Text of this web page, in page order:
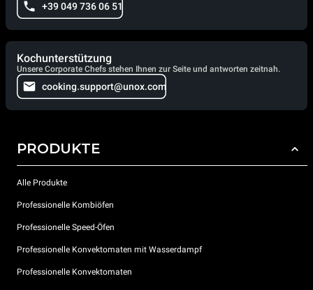
+39 049 736 06 51
Kochunterstützung
Unsere Corporate Chefs stehen Ihnen zur Seite und antworten zeitnah.
cooking.support@unox.com
PRODUKTE
Alle Produkte
Professionelle Kombiöfen
Professionelle Speed-Öfen
Professionelle Konvektomaten mit Wasserdampf
Professionelle Konvektomaten